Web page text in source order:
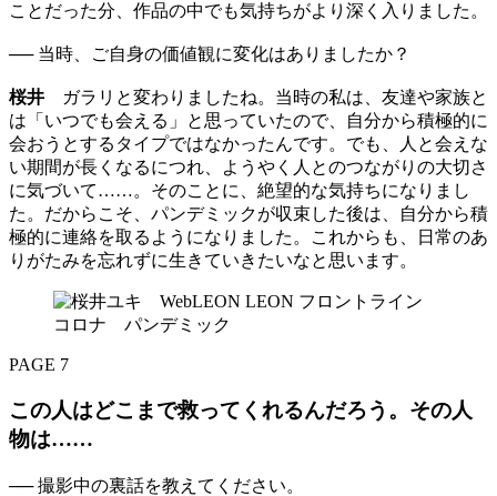
ことだった分、作品の中でも気持ちがより深く入りました。
── 当時、ご自身の価値観に変化はありましたか？
桜井 ガラリと変わりましたね。当時の私は、友達や家族と
は「いつでも会える」と思っていたので、自分から積極的に
会おうとするタイプではなかったんです。でも、人と会えな
い期間が長くなるにつれ、ようやく人とのつながりの大切さ
に気づいて……。そのことに、絶望的な気持ちになりまし
た。だからこそ、パンデミックが収束した後は、自分から積
極的に連絡を取るようになりました。これからも、日常のあ
りがたみを忘れずに生きていきたいなと思います。
PAGE 7
この人はどこまで救ってくれるんだろう。その人
物は……
── 撮影中の裏話を教えてください。